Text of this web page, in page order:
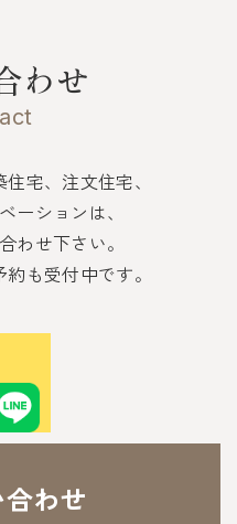
わせ
宅、注文住宅、
ーションは、
わせ下さい。
も受付中です。
わせ